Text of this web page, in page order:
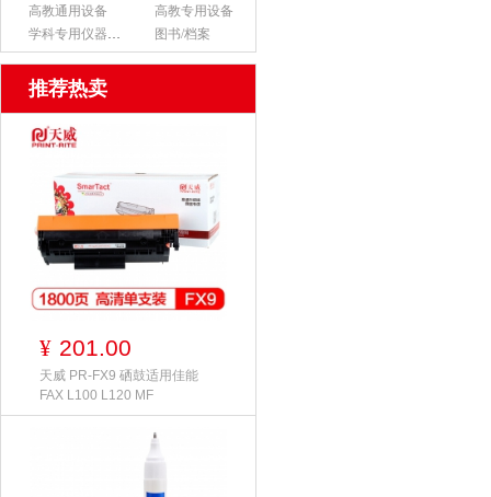
高教通用设备
高教专用设备
学科专用仪器设备
图书/档案
推荐热卖
¥ 201.00
天威 PR-FX9 硒鼓适用佳能
FAX L100 L120 MF